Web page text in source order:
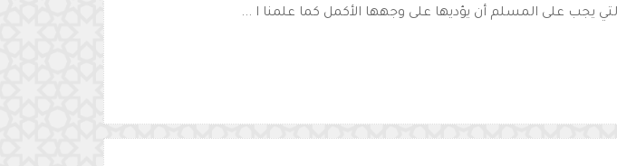
يجب على المسلم أن يؤديها على وجهها الأكمل كما علمنا ا ...